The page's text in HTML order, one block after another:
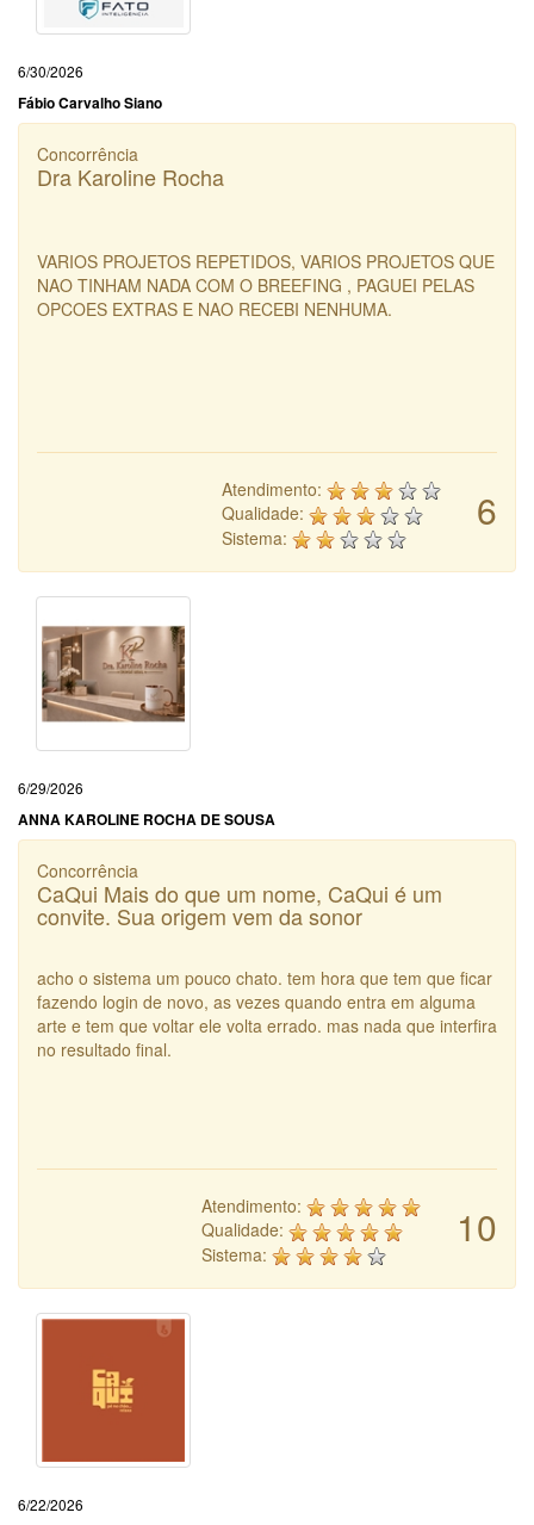
6/30/2026
Fábio Carvalho Siano
Concorrência
Dra Karoline Rocha
VARIOS PROJETOS REPETIDOS, VARIOS PROJETOS QUE
NAO TINHAM NADA COM O BREEFING , PAGUEI PELAS
OPCOES EXTRAS E NAO RECEBI NENHUMA.
6
Atendimento:
Qualidade:
Sistema:
6/29/2026
ANNA KAROLINE ROCHA DE SOUSA
Concorrência
CaQui Mais do que um nome, CaQui é um
convite. Sua origem vem da sonor
acho o sistema um pouco chato. tem hora que tem que ficar
fazendo login de novo, as vezes quando entra em alguma
arte e tem que voltar ele volta errado. mas nada que interfira
no resultado final.
10
Atendimento:
Qualidade:
Sistema:
6/22/2026